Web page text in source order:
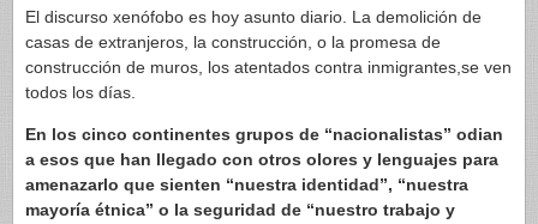
El discurso xenófobo es hoy asunto diario. La demolición de
casas de extranjeros, la construcción, o la promesa de
construcción de muros, los atentados contra inmigrantes,se ven
todos los días.
En los cinco continentes grupos de “nacionalistas” odian
a esos que han llegado con otros olores y lenguajes para
amenazarlo que sienten “nuestra identidad”, “nuestra
mayoría étnica” o la seguridad de “nuestro trabajo y